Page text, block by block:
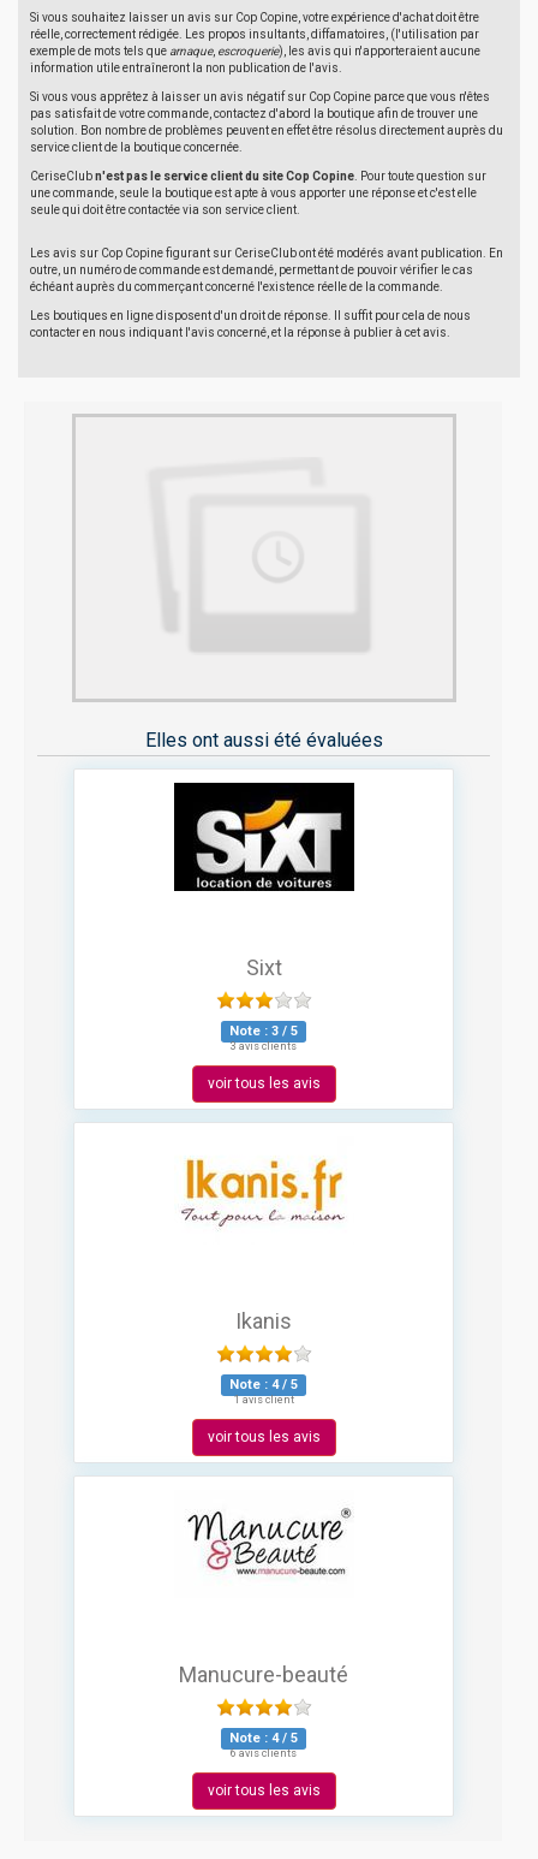
Si vous souhaitez laisser un avis sur Cop Copine, votre expérience d'achat doit être
réelle, correctement rédigée. Les propos insultants, diffamatoires, (l'utilisation par
exemple de mots tels que arnaque, escroquerie), les avis qui n'apporteraient aucune
information utile entraîneront la non publication de l'avis.
Si vous vous apprêtez à laisser un avis négatif sur Cop Copine parce que vous n'êtes
pas satisfait de votre commande, contactez d'abord la boutique afin de trouver une
solution. Bon nombre de problèmes peuvent en effet être résolus directement auprès du
service client de la boutique concernée.
CeriseClubn'est pas le service client du site Cop Copine . Pour toute question sur
une commande, seule la boutique est apte à vous apporter une réponse et c'est elle
seule qui doit être contactée via son service client.
Les avis sur Cop Copine figurant sur CeriseClub ont été modérés avant publication. En
outre, un numéro de commande est demandé, permettant de pouvoir vérifier le cas
échéant auprès du commerçant concerné l'existence réelle de la commande.
Les boutiques en ligne disposent d'un droit de réponse. Il suffit pour cela de nous
contacter en nous indiquant l'avis concerné, et la réponse à publier à cet avis.
Elles ont aussi été évaluées
Sixt
Note : 3 / 5
3 avis clients
voir tous les avis
Ikanis
Note : 4/ 5
1 avis client
voir tous les avis
Manucure-beauté
Note : 4/ 5
6 avis clients
voir tous les avis